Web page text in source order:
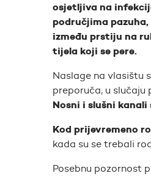
osjetljiva na
područjima
između prstiju na
tijela koji se pere.
Naslage na vlasištu
preporuča, u
Nosni i slušni
Kod prijevremeno
kada su se trebali
Posebnu pozornost